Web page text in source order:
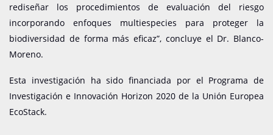
rediseñar los procedimientos de evaluación del riesgo
incorporando enfoques multiespecies para proteger la
biodiversidad de forma más eficaz”, concluye el Dr. Blanco-
Moreno.
Esta investigación ha sido financiada por el Programa de
Investigación e Innovación Horizon 2020 de la Unión Europea
EcoStack.